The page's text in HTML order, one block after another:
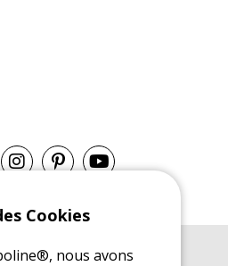
Cookies
nous avons